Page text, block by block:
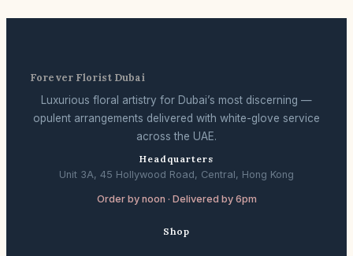
Forever Florist Dubai
Luxurious floral artistry for Dubai’s most discerning —
opulent arrangements delivered with white-glove service
across the UAE.
Headquarters
Unit 3A, 45 Hollywood Road, Central, Hong Kong
Order by noon · Delivered by 6pm
Shop